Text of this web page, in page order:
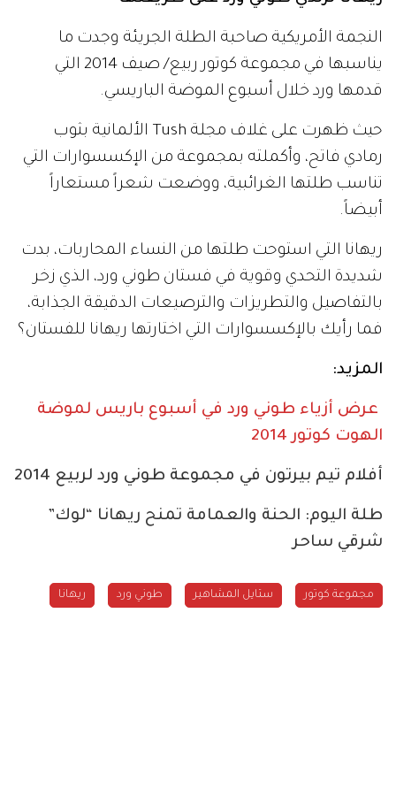
النجمة الأمريكية صاحبة الطلة الجريئة وجدت ما
يناسبها في مجموعة كوتور ربيع/ صيف 2014 التي
قدمها ورد خلال أسبوع الموضة الباريسي.
حيث ظهرت على غلاف مجلة Tush الألمانية بثوب
رمادي فاتح، وأكملته بمجموعة من الإكسسوارات التي
تناسب طلتها الغرائبية، ووضعت شعراً مستعاراً
أبيضاً.
ريهانا التي استوحت طلتها من النساء المحاربات، بدت
شديدة التحدي وقوية في فستان طوني ورد، الذي زخر
بالتفاصيل والتطريزات والترصيعات الدقيقة الجذابة،
فما رأيك بالإكسسوارات التي اختارتها ريهانا للفستان؟
المزيد:
عرض أزياء طوني ورد في أسبوع باريس لموضة
الهوت كوتور 2014
أفلام تيم بيرتون في مجموعة طوني ورد لربيع 2014
طلة اليوم: الحنة والعمامة تمنح ريهانا “لوك”
شرقي ساحر
مجموعة كوتور ستايل المشاهير طوني ورد ريهانا